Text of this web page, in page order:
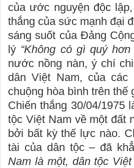
của ước nguyện độc
thắng của sức mạnh đại
sáng suốt của Đảng
lý “Không có gì quý
nước nồng nàn, ý chí
dân Việt Nam, của
chuộng hòa bình trên thế
Chiến thắng 30/04/1975
tộc Việt Nam về một đất
bởi bất kỳ thế lực nào.
tài của dân tộc – đã
Nam là một, dân tộc